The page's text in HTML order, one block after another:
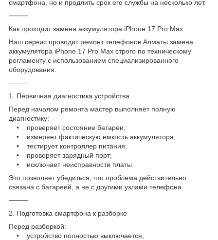
смартфона, но и продлить срок его службы на несколько лет.
⸻
Как проходит замена аккумулятора iPhone 17 Pro Max
Наш сервис проводит ремонт телефонов Алматы замена
аккумулятора iPhone 17 Pro Max строго по техническому
регламенту с использованием специализированного
оборудования.
⸻
1. Первичная диагностика устройства
Перед началом ремонта мастер выполняет полную
диагностику:
• проверяет состояние батареи;
• измеряет фактическую ёмкость аккумулятора;
• тестирует контроллер питания;
• проверяет зарядный порт;
• исключает неисправности платы.
Это позволяет убедиться, что проблема действительно
связана с батареей, а не с другими узлами телефона.
⸻
2. Подготовка смартфона к разборке
Перед разборкой:
• устройство полностью выключается;